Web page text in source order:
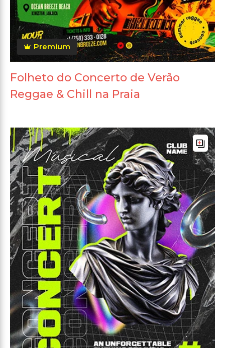
Premium
Folheto do Concerto de Verão
Reggae & Chill na Praia